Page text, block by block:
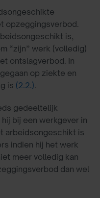
opzeggingsverbod.
is,
“zijn” werk (volledig)
ontslagverbod. In
op ziekte en
is (2.2.).
gedeeltelijk
bij een werkgever in
arbeidsongeschikt is
indien hij het werk
meer volledig kan
dan wel